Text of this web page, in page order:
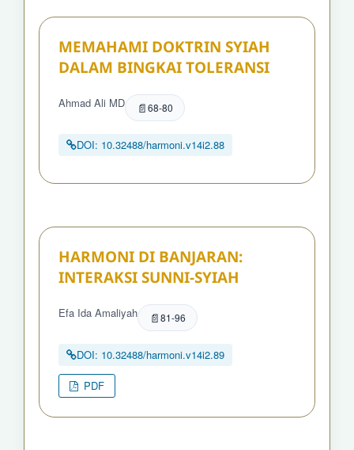
MEMAHAMI DOKTRIN SYIAH
DALAM BINGKAI TOLERANSI
Ahmad Ali MD 68-80
DOI: 10.32488/harmoni.v14i2.88
HARMONI DI BANJARAN:
INTERAKSI SUNNI-SYIAH
Efa Ida Amaliyah 81-96
DOI: 10.32488/harmoni.v14i2.89
PDF